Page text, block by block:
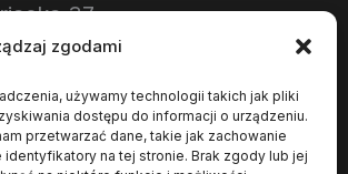
zgodami
używamy technologii takich jak pliki
dostępu do informacji o urządzeniu.
przetwarzać dane, takie jak zachowanie
na tej stronie. Brak zgody lub jej
37
Katowice